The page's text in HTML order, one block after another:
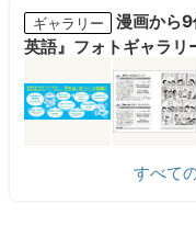
ギャラリー
漫画から9
英語』フォトギャラリ
すべて